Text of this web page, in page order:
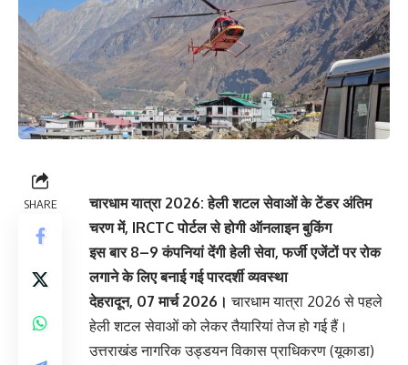
SHARE
चारधाम यात्रा 2026: हेली शटल सेवाओं के टेंडर अंतिम
चरण में, IRCTC पोर्टल से होगी ऑनलाइन बुकिंग
इस बार 8–9 कंपनियां देंगी हेली सेवा, फर्जी एजेंटों पर रोक
लगाने के लिए बनाई गई पारदर्शी व्यवस्था
देहरादून, 07 मार्च 2026।चारधाम यात्रा 2026 से पहले
हेली शटल सेवाओं को लेकर तैयारियां तेज हो गई हैं।
उत्तराखंड नागरिक उड्डयन विकास प्राधिकरण (यूकाडा)